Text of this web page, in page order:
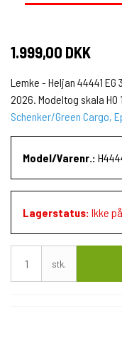
1.999,00 DKK
Lemke - Heljan 44441 EG
2026. Modeltog skala H0
Schenker/Green Cargo,
Model/Varenr.:
Lagerstatus: Ikke
stk.